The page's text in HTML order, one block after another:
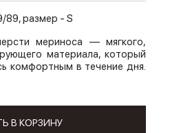
размер - S
мериноса — мягкого,
материала, который
комфортным в течение дня.
В КОРЗИНУ